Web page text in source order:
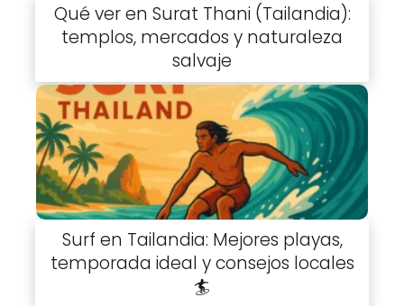
Qué ver en Surat Thani (Tailandia):
templos, mercados y naturaleza
salvaje
Surf en Tailandia: Mejores playas,
temporada ideal y consejos locales
🏄